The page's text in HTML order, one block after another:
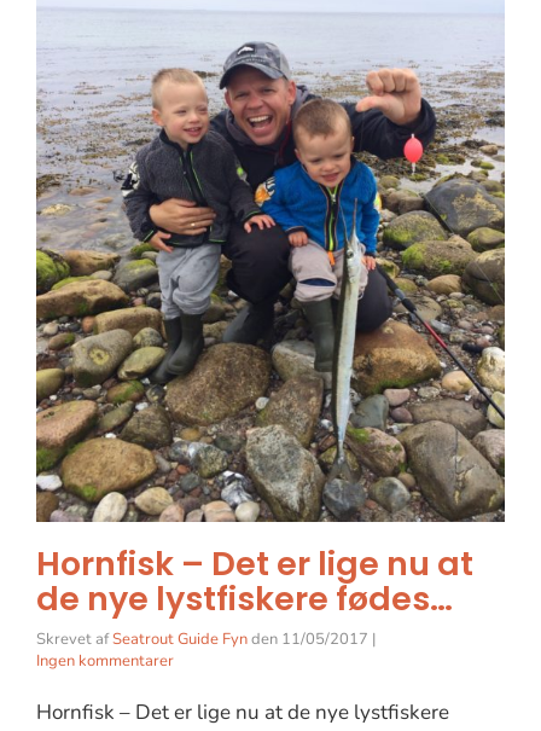
Hornfisk – Det er lige nu at
de nye lystfiskere fødes…
Skrevet afSeatrout Guide Fynden 11/05/2017 |
Ingen kommentarer
Hornfisk – Det er lige nu at de nye lystfiskere